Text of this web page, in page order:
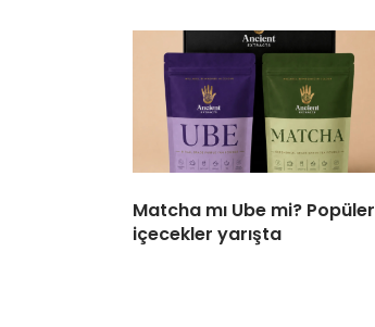
Matcha mı Ube mi? Popüler
içecekler yarışta